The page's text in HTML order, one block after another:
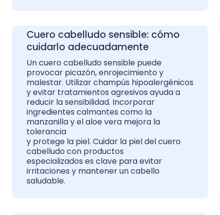
Cuero cabelludo sensible: cómo
cuidarlo adecuadamente
Un cuero cabelludo sensible puede
provocar picazón, enrojecimiento y
malestar. Utilizar champús hipoalergénicos
y evitar tratamientos agresivos ayuda a
reducir la sensibilidad. Incorporar
ingredientes calmantes como la
manzanilla y el aloe vera mejora la
tolerancia
y protege la piel. Cuidar la piel del cuero
cabelludo con productos
especializados es clave para evitar
irritaciones y mantener un cabello
saludable.